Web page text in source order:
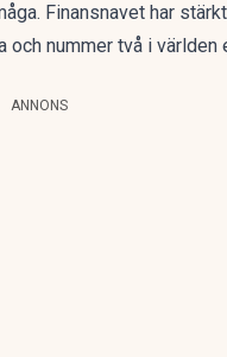
Finansnavet har
nummer två i världen
ANNONS